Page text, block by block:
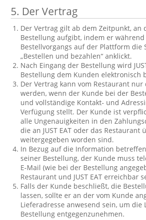
5. Der Vertrag
Der Vertrag gilt ab dem Zeitpunkt, an
Bestellung aufgibt, indem er während
Bestellvorgangs auf der Plattform die
„Bestellen und bezahlen“ anklickt.
Nach Eingang der Bestellung wird
Bestellung dem Kunden elektronisch
Der Vertrag kann vom Restaurant
werden, wenn der Kunde bei der
und vollständige Kontakt- und
Verfügung stellt. Der Kunde ist
alle Ungenauigkeiten in den
die an JUST EAT oder das
weitergegeben worden sind.
In Bezug auf die Information
seiner Bestellung, der Kunde muss
E-Mail (wie bei der Bestellung
Restaurant und JUST EAT erreichbar
Falls der Kunde beschließt, die
lassen, sollte er an der vom Kunde
Lieferadresse anwesend sein, um die
Bestellung entgegenzunehmen.